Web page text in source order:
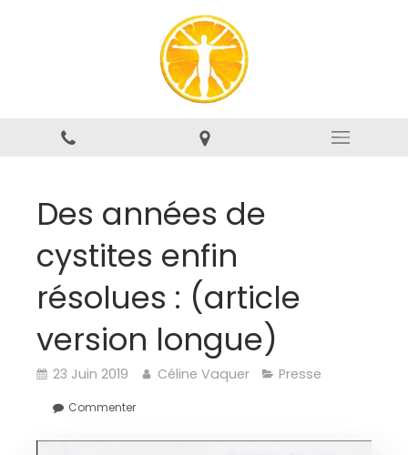
Des années de
cystites enfin
résolues : (article
version longue)
23 Juin 2019 Céline Vaquer Presse
Commenter